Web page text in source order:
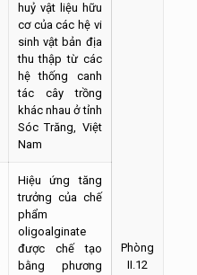
Phòng
II.12
huỷ vật liệu hữu
cơ của các hệ vi
sinh vật bản địa
thu thập từ các
hệ thống canh
tác cây trồng
khác nhau ở tỉnh
Sóc Trăng, Việt
Nam
Hiệu ứng tăng
trưởng của chế
phẩm
oligoalginate
được chế tạo
bằng phương